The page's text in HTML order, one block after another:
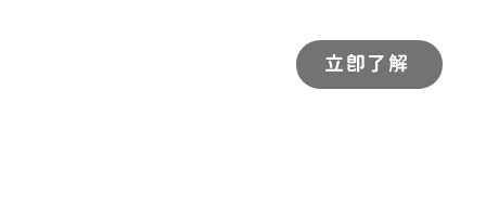
立即了解